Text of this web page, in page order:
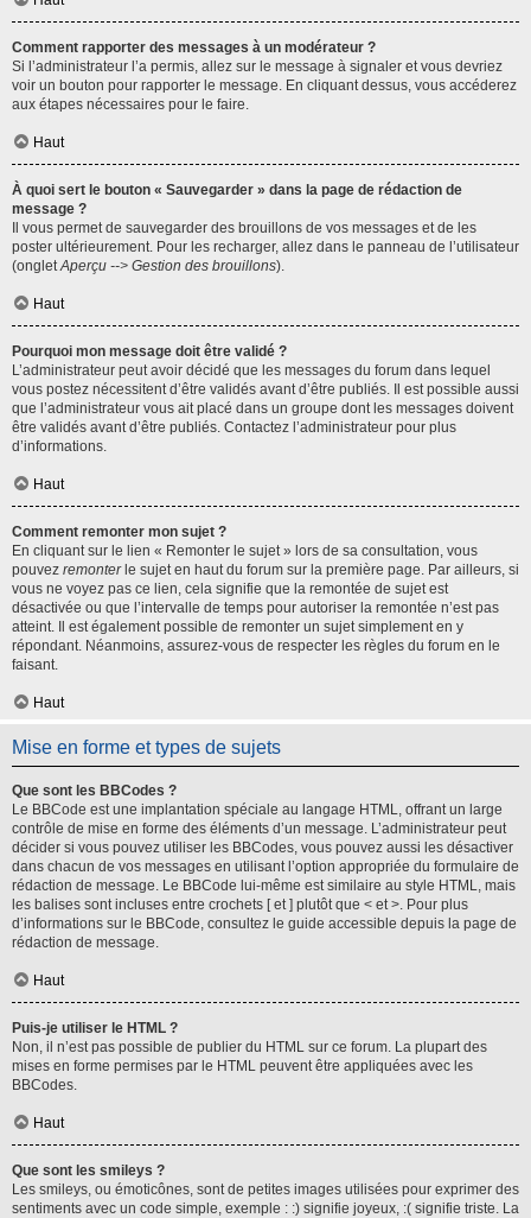
Comment rapporter des messages à un modérateur ?
Si l’administrateur l’a permis, allez sur le message à signaler et vous devriez
voir un bouton pour rapporter le message. En cliquant dessus, vous accéderez
aux étapes nécessaires pour le faire.
Haut
À quoi sert le bouton « Sauvegarder » dans la page de rédaction de
message ?
Il vous permet de sauvegarder des brouillons de vos messages et de les
poster ultérieurement. Pour les recharger, allez dans le panneau de l’utilisateur
(ongletAperçu --> Gestion des brouillons).
Haut
Pourquoi mon message doit être validé ?
L’administrateur peut avoir décidé que les messages du forum dans lequel
vous postez nécessitent d’être validés avant d’être publiés. Il est possible aussi
que l’administrateur vous ait placé dans un groupe dont les messages doivent
être validés avant d’être publiés. Contactez l’administrateur pour plus
d’informations.
Haut
Comment remonter mon sujet ?
En cliquant sur le lien « Remonter le sujet » lors de sa consultation, vous
pouvez remonterle sujet en haut du forum sur la première page. Par ailleurs, si
vous ne voyez pas ce lien, cela signifie que la remontée de sujet est
désactivée ou que l’intervalle de temps pour autoriser la remontée n’est pas
atteint. Il est également possible de remonter un sujet simplement en y
répondant. Néanmoins, assurez-vous de respecter les règles du forum en le
faisant.
Haut
Mise en forme et types de sujets
Que sont les BBCodes ?
Le BBCode est une implantation spéciale au langage HTML, offrant un large
contrôle de mise en forme des éléments d’un message. L’administrateur peut
décider si vous pouvez utiliser les BBCodes, vous pouvez aussi les désactiver
dans chacun de vos messages en utilisant l’option appropriée du formulaire de
rédaction de message. Le BBCode lui-même est similaire au style HTML, mais
les balises sont incluses entre crochets [ et ] plutôt que < et >. Pour plus
d’informations sur le BBCode, consultez le guide accessible depuis la page de
rédaction de message.
Haut
Puis-je utiliser le HTML ?
Non, il n’est pas possible de publier du HTML sur ce forum. La plupart des
mises en forme permises par le HTML peuvent être appliquées avec les
BBCodes.
Haut
Que sont les smileys ?
Les smileys, ou émoticônes, sont de petites images utilisées pour exprimer des
sentiments avec un code simple, exemple : :) signifie joyeux, :( signifie triste. La